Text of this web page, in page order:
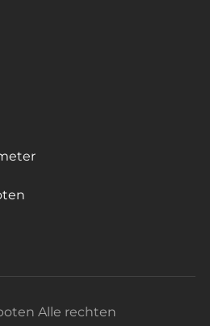
Alle rechten